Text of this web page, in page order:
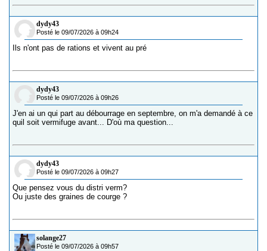
dydy43
Posté le 09/07/2026 à 09h24
Ils n'ont pas de rations et vivent au pré
dydy43
Posté le 09/07/2026 à 09h26
J'en ai un qui part au débourrage en septembre, on m'a demandé à ce
quil soit vermifuge avant... D'où ma question...
dydy43
Posté le 09/07/2026 à 09h27
Que pensez vous du distri verm?
Ou juste des graines de courge ?
solange27
Posté le 09/07/2026 à 09h57